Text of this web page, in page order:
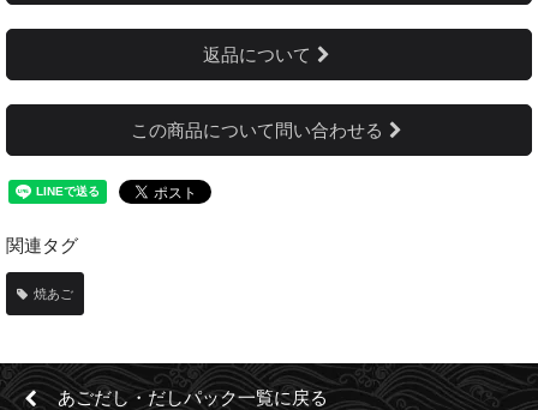
返品について
この商品について問い合わせる
関連タグ
焼あご
あごだし・だしパック一覧に戻る